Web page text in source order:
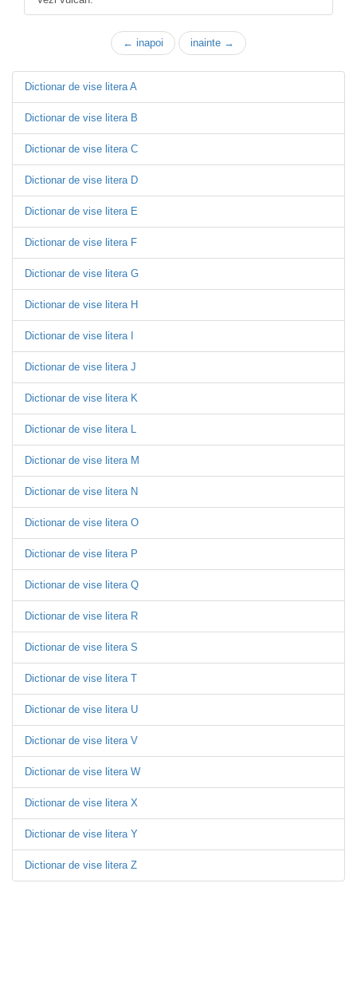
← inapoi inainte →
Dictionar de vise litera A
Dictionar de vise litera B
Dictionar de vise litera C
Dictionar de vise litera D
Dictionar de vise litera E
Dictionar de vise litera F
Dictionar de vise litera G
Dictionar de vise litera H
Dictionar de vise litera I
Dictionar de vise litera J
Dictionar de vise litera K
Dictionar de vise litera L
Dictionar de vise litera M
Dictionar de vise litera N
Dictionar de vise litera O
Dictionar de vise litera P
Dictionar de vise litera Q
Dictionar de vise litera R
Dictionar de vise litera S
Dictionar de vise litera T
Dictionar de vise litera U
Dictionar de vise litera V
Dictionar de vise litera W
Dictionar de vise litera X
Dictionar de vise litera Y
Dictionar de vise litera Z